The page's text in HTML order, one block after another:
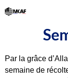
Par la grâce
semaine de